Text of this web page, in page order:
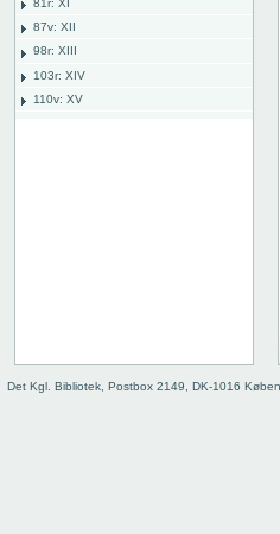
81r: XI
87v: XII
98r: XIII
103r: XIV
110v: XV
131 verso
132 recto
Det Kgl. Bibliotek, Postbox 2149, DK-1016